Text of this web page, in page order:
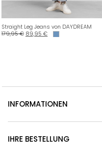
Straight Leg Jeans von DAYDREAM
179,95€ 89,95 €
INFORMATIONEN
IHRE BESTELLUNG